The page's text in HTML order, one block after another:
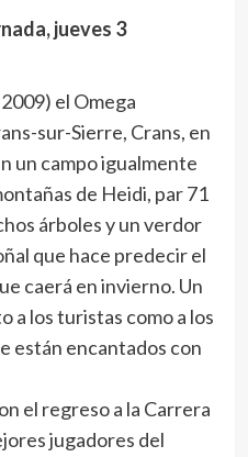
jueves 3
el Omega
sur-Sierre, Crans, en
un campo igualmente
de Heidi, par 71
árboles y un verdor
que hace predecir el
caerá en invierno. Un
a los turistas como a los
están encantados con
el regreso a la Carrera
jugadores del